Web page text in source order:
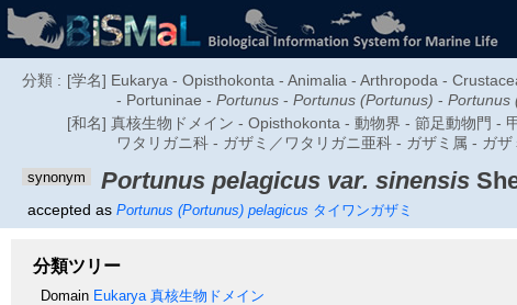
分類 : [学名] Eukarya - Opisthokonta - Animalia - Arthropoda -
- Portuninae - Portunus - Portunus (Portunus) - Portunus
[和名] 真核生物ドメイン - Opisthokonta - 動物界 - 節足動物門 -
ワタリガニ科 - ガザミ／ワタリガニ亜科 - ガザミ属 - ガザ
synonym Portunus pelagicus var. sinensis
accepted as Portunus (Portunus) pelagicus タイワンガザミ
分類ツリー
Domain Eukarya真核生物ドメイン